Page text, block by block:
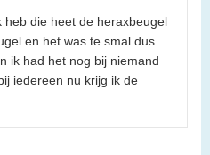
heb die heet de heraxbeugel
en het was te smal dus
ik had het nog bij niemand
iedereen nu krijg ik de